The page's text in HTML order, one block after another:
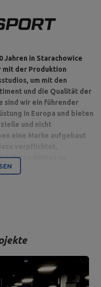
Jahren in Starachowice
mit der Produktion
um mit den
und die Qualität der
sind wir ein führender
in Europa und bieten
und nicht
eine Marke aufgebaut
Niveau zu
Hier befinden
und Lagerhallen. Von
Verkaufs und der Kontakt